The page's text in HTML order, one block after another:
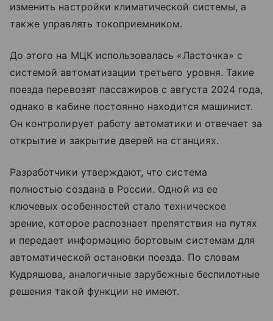
изменить настройки климатической системы, а
также управлять токоприемником.
До этого на МЦК использовалась «Ласточка» с
системой автоматизации третьего уровня. Такие
поезда перевозят пассажиров с августа 2024 года,
однако в кабине постоянно находится машинист.
Он контролирует работу автоматики и отвечает за
открытие и закрытие дверей на станциях.
Разработчики утверждают, что система
полностью создана в России. Одной из ее
ключевых особенностей стало техническое
зрение, которое распознает препятствия на путях
и передает информацию бортовым системам для
автоматической остановки поезда. По словам
Кудряшова, аналогичные зарубежные беспилотные
решения такой функции не имеют.